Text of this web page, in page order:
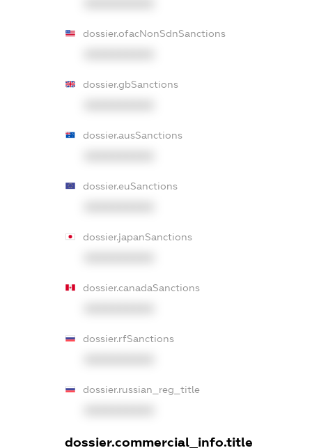
dossier.ofacNonSdnSanctions
dossier.gbSanctions
dossier.ausSanctions
dossier.euSanctions
dossier.japanSanctions
dossier.canadaSanctions
dossier.rfSanctions
dossier.russian_reg_title
dossier.commercial_info.title